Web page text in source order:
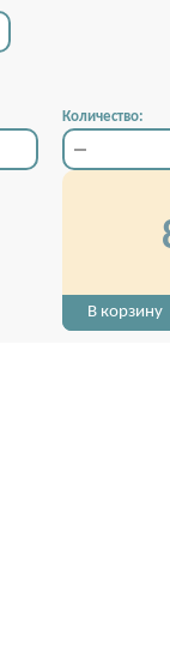
Количество:
В корзину